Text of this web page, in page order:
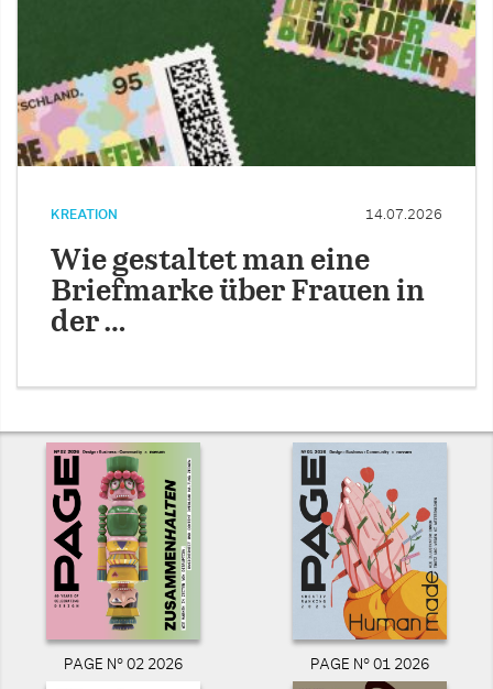
KREATION 14.07.2026
Wie gestaltet man eine
Briefmarke über Frauen in
der …
PAGE N° 02 2026 PAGE N° 01 2026